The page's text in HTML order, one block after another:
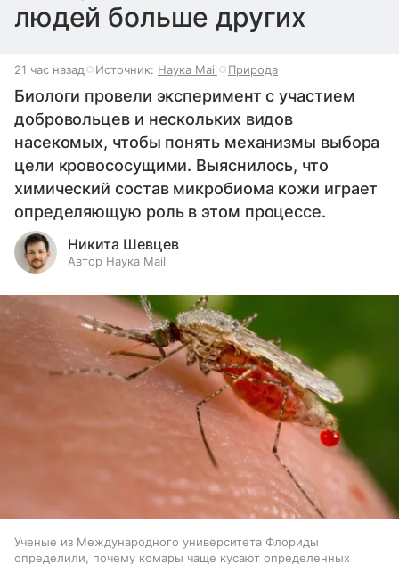
людей больше других
21 час назад Источник: Наука Mail Природа
Биологи провели эксперимент с участием
добровольцев и нескольких видов
насекомых, чтобы понять механизмы выбора
цели кровососущими. Выяснилось, что
химический состав микробиома кожи играет
определяющую роль в этом процессе.
Никита Шевцев
Автор Наука Mail
Ученые из Международного университета Флориды
определили, почему комары чаще кусают определенных